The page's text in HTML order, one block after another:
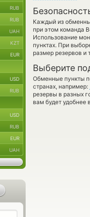
Каждый из
при этом команда
Использование
пунктах. При
размер резервов и
Выберите
Обменные пункты
странах, например:
резервы в разных
вам будет удобнее
RUB
RUB
UAH
KZT
EUR
USD
RUB
USD
RUB
EUR
UAH